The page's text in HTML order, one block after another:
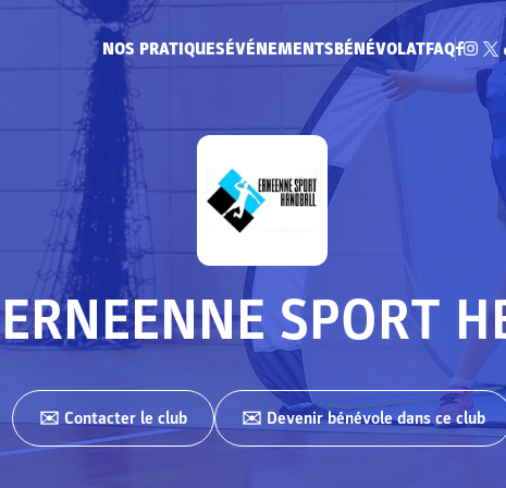
NOS PRATIQUESÉVÉNEMENTSBÉNÉVOLATFAQ
ERNEENNE SPORT
✉️ Contacter le club ✉️ Devenir bénévole dans ce club